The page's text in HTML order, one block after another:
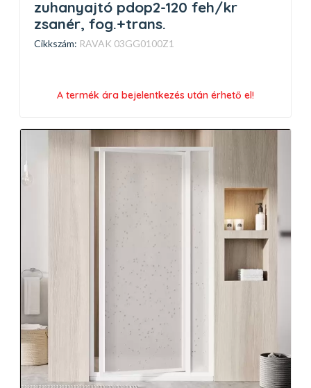
zuhanyajtó pdop2-120 feh/kr
zsanér, fog.+trans.
Cikkszám: RAVAK 03GG0100Z1
A termék ára bejelentkezés után érhető el!